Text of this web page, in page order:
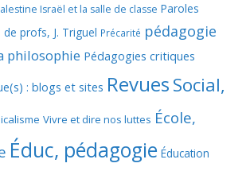
Israël et la salle de classe Paroles
profs, J. Triguel Précarité pédagogie
philosophie Pédagogies critiques
: blogs et sites RevuesSocial,
Vivre et dire nos luttes École,
Éduc, pédagogie Éducation